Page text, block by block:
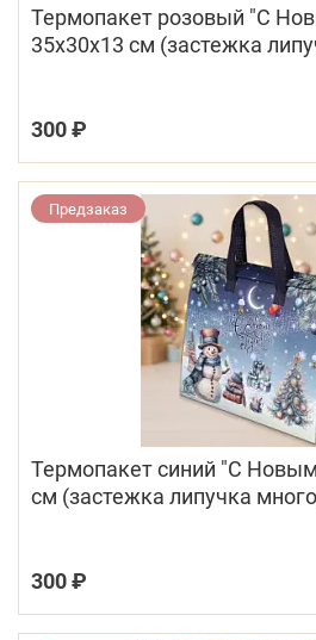
Термопакет розовый "С
35х30х13 см (застежка
300 ₽
Предзаказ
Термопакет синий "С
см (застежка липучка
300 ₽